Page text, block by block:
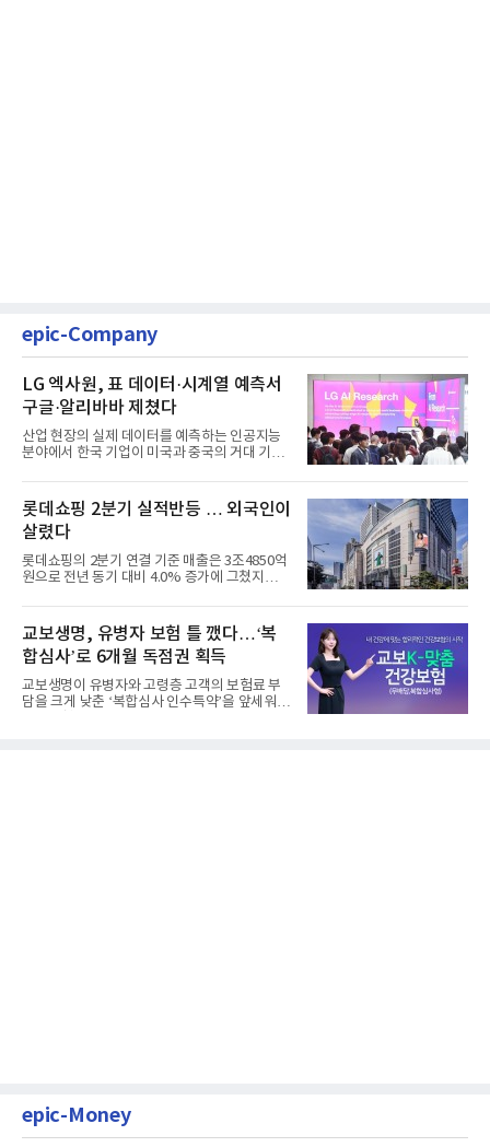
epic-Company
LG 엑사원, 표 데이터·시계열 예측서
구글·알리바바 제쳤다
산업 현장의 실제 데이터를 예측하는 인공지능
분야에서 한국 기업이 미국과 중국의 거대 기술
롯데쇼핑 2분기 실적반등 … 외국인이
살렸다
롯데쇼핑의 2분기 연결 기준 매출은 3조4850억
원으로 전년 동기 대비 4.0% 증가에 그쳤지만,
교보생명, 유병자 보험 틀 깼다…‘복
합심사’로 6개월 독점권 획득
교보생명이 유병자와 고령층 고객의 보험료 부
담을 크게 낮춘 ‘복합심사 인수특약’을 앞세워
epic-Money